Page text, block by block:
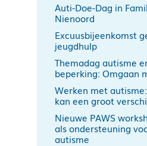
Auti-Doe-Dag in
Nienoord
Excuusbijeenkomst
jeugdhulp
Themadag autisme
beperking: Omgaan
Werken met
kan een groot
Nieuwe PAWS
als ondersteuning
autisme